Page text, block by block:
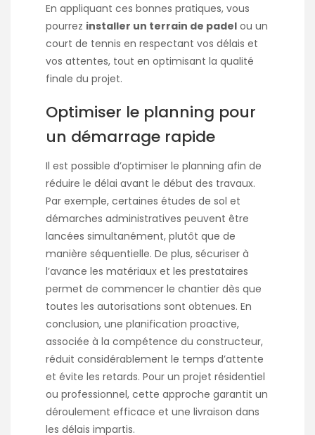
En appliquant ces bonnes pratiques, vous
pourrez installer un terrain de padel ou un
court de tennis en respectant vos délais et
vos attentes, tout en optimisant la qualité
finale du projet.
Optimiser le planning pour
un démarrage rapide
Il est possible d’optimiser le planning afin de
réduire le délai avant le début des travaux.
Par exemple, certaines études de sol et
démarches administratives peuvent être
lancées simultanément, plutôt que de
manière séquentielle. De plus, sécuriser à
l’avance les matériaux et les prestataires
permet de commencer le chantier dès que
toutes les autorisations sont obtenues. En
conclusion, une planification proactive,
associée à la compétence du constructeur,
réduit considérablement le temps d’attente
et évite les retards. Pour un projet résidentiel
ou professionnel, cette approche garantit un
déroulement efficace et une livraison dans
les délais impartis.